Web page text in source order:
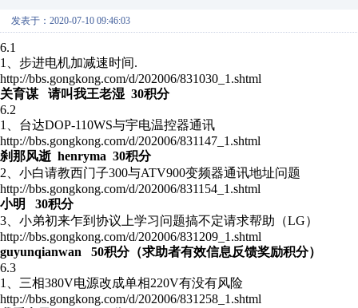
发表于：2020-07-10 09:46:03
6.1
1、步进电机加减速时间.
http://bbs.gongkong.com/d/202006/831030_1.shtml
关育谋 请叫我王老湿 30积分
6.2
1、台达DOP-110WS与宇电温控器通讯
http://bbs.gongkong.com/d/202006/831147_1.shtml
刹那风逝 henryma 30积分
2、小白请教西门子300与ATV900变频器通讯地址问题
http://bbs.gongkong.com/d/202006/831154_1.shtml
小明 30积分
3、小弟初来乍到协议上学习问题搞不定请求帮助（LG）
http://bbs.gongkong.com/d/202006/831209_1.shtml
guyunqianwan 50积分（求助者有效信息反馈奖励积分）
6.3
1、三相380V电源改成单相220V有没有风险
http://bbs.gongkong.com/d/202006/831258_1.shtml